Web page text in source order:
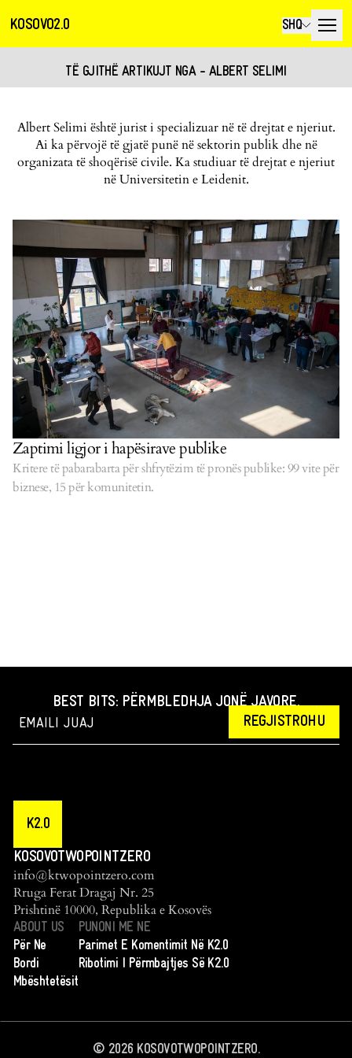
KOSOVO2.0 SHQ
TË GJITHË ARTIKUJT NGA - ALBERT SELIMI
Albert Selimi është jurist i specializuar në të drejtat e njeriut.
Ai ka përvojë të gjatë punë në sektorin publik dhe në
organizata të shoqërisë civile. Ka studiuar të drejtat e njeriut
në Universitetin e Leidenit.
Zaptimi ligjor i hapësirave publike
Kritere të pabarabarta për shfrytëzim të pronës publike: 99 vite për
biznese, 15 për komunitetin.
BEST BITS: PËRMBLEDHJA JONË JAVORE.
REGJISTROHU
K2.0
KOSOVOTWOPOINTZERO
info@ktwopointzero.com
Rruga Ferat Dragaj Nr. 25
Prishtinë 10000, Republika e Kosovës
ABOUT US
Për Ne
Bordi
Mbështetësit
PUNONI ME NE
Parimet E Komentimit Në K2.0
Ribotimi I Përmbajtjes Së K2.0
© 2026KOSOVOTWOPOINTZERO.